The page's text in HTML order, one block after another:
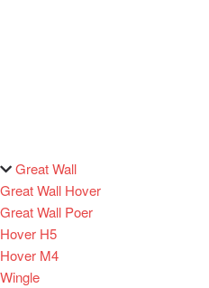
Great Wall
Great Wall Hover
Great Wall Poer
Hover H5
Hover M4
Wingle